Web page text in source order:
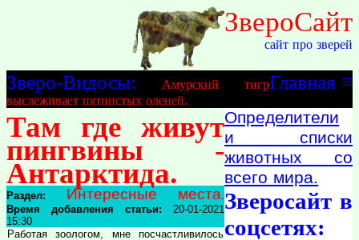
ЗвероСайт
сайт про зверей
≡
Главная
Зверо-Видосы:
Амурский тигр
выслеживает пятнистых оленей.
Там где живут
пингвины -
Антарктида.
Раздел: Интересные места.
Время добавления статьи: 20-01-2021
15:30
Работая зоологом, мне посчастливилось
Определители
и списки
животных со
всего мира.
Зверосайт в
соцсетях: